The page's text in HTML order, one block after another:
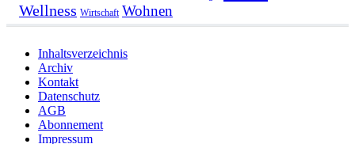
Wellness Wirtschaft Wohnen
Inhaltsverzeichnis
Archiv
Kontakt
Datenschutz
AGB
Abonnement
Impressum